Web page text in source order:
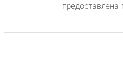
предоставлена